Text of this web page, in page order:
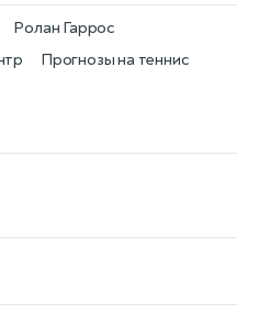
Прогнозы на теннис
Ролан Гаррос